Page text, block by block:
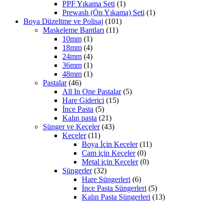
PPF Yıkama Seti (1)
Prewash (Ön Yıkama) Seti (1)
Boya Düzeltme ve Polisaj (101)
Maskeleme Bantları (11)
10mm (1)
18mm (4)
24mm (4)
36mm (1)
48mm (1)
Pastalar (46)
All In One Pastalar (5)
Hare Giderici (15)
İnce Pasta (5)
Kalın pasta (21)
Sünger ve Keçeler (43)
Keçeler (11)
Boya İçin Keçeler (11)
Cam için Keçeler (0)
Metal için Keçeler (0)
Süngerler (32)
Hare Süngerleri (6)
İnce Pasta Süngerleri (5)
Kalın Pasta Süngerleri (13)